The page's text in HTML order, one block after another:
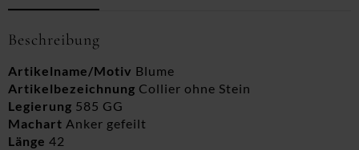
Beschreibung
Artikelname/Motiv Blume
Artikelbezeichnung Collier ohne Stein
Legierung 585 GG
Machart Anker gefeilt
Länge 42